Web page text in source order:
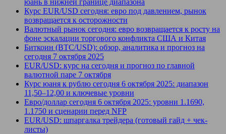
Курс EUR/USD сегодня: евро под давлением, рынок
возвращается к осторожности
Валютный рынок сегодня: евро возвращается к росту на
фоне эскалации торгового конфликта США и Китая
Биткоин (BTC/USD): обзор, аналитика и прогноз на
сегодня 7 октября 2025
EUR/USD: курс на сегодня и прогноз по главной
валютной паре 7 октября
Курс юаня к рублю сегодня 6 октября 2025: диапазон
11,50–12,00 и ключевые уровни
Евро/доллар сегодня 6 октября 2025: уровни 1.1690,
1.1750 и сценарии перед NFP
EUR/USD: шпаргалка трейдера (готовый гайд + чек-
листы)